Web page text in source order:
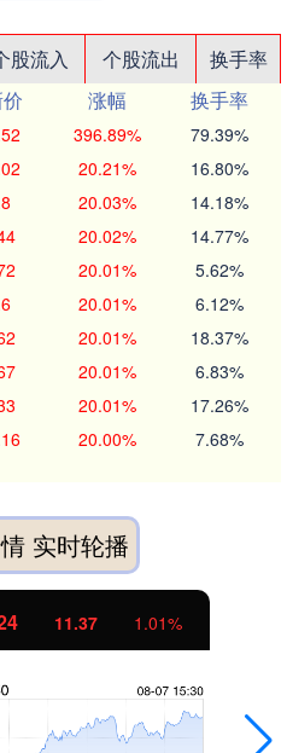
股流入 个股流出
换手率
涨幅
换手率
396.89% 79.39%
20.21% 16.80%
20.03% 14.18%
20.02% 14.77%
20.01% 5.62%
20.01% 6.12%
20.01% 18.37%
20.01% 6.83%
20.01% 17.26%
20.00% 7.68%
实时轮播
11.37 1.01%